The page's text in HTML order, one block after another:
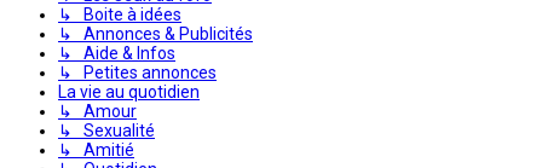
↳ Boite à idées
↳ Annonces & Publicités
↳ Aide & Infos
↳ Petites annonces
La vie au quotidien
↳ Amour
↳ Sexualité
↳ Amitié